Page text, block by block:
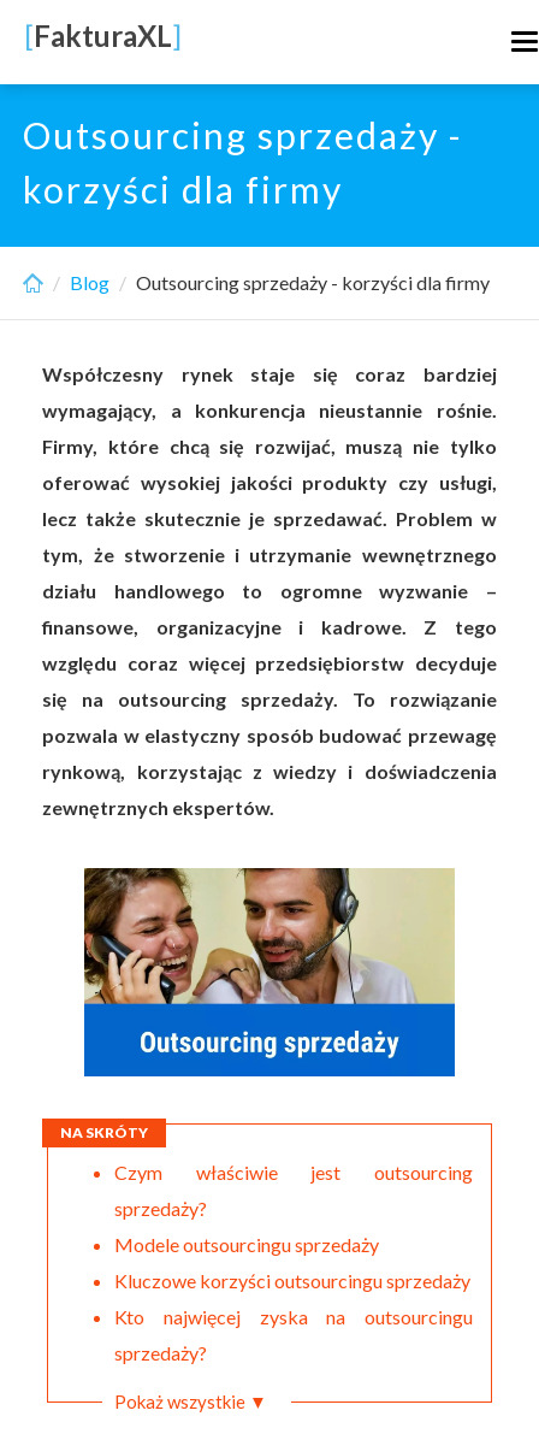
main
content
[FakturaXL]
Outsourcing sprzedaży -
korzyści dla firmy
Blog Outsourcing sprzedaży - korzyści dla firmy
Współczesny rynek staje się coraz bardziej
wymagający, a konkurencja nieustannie rośnie.
Firmy, które chcą się rozwijać, muszą nie tylko
oferować wysokiej jakości produkty czy usługi,
lecz także skutecznie je sprzedawać. Problem w
tym, że stworzenie i utrzymanie wewnętrznego
działu handlowego to ogromne wyzwanie –
finansowe, organizacyjne i kadrowe. Z tego
względu coraz więcej przedsiębiorstw decyduje
się na outsourcing sprzedaży. To rozwiązanie
pozwala w elastyczny sposób budować przewagę
rynkową, korzystając z wiedzy i doświadczenia
zewnętrznych ekspertów.
NA SKRÓTY
Czym właściwie jest outsourcing
sprzedaży?
Modele outsourcingu sprzedaży
Kluczowe korzyści outsourcingu sprzedaży
Kto najwięcej zyska na outsourcingu
sprzedaży?
Pokaż wszystkie ▼